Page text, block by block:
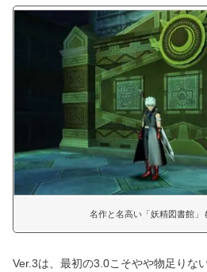
名作と名高い「妖精図書館」
Ver.3は、最初の3.0こそやや物足りな